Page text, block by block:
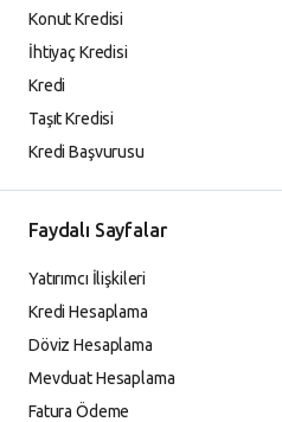
Konut Kredisi
İhtiyaç Kredisi
Kredi
Taşıt Kredisi
Kredi Başvurusu
Faydalı Sayfalar
Yatırımcı İlişkileri
Kredi Hesaplama
Döviz Hesaplama
Mevduat Hesaplama
Fatura Ödeme